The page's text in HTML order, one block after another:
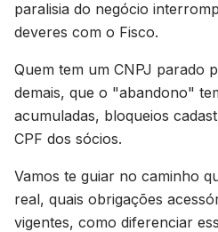
paralisia do negócio
deveres com o Fisco.
Quem tem um CNPJ parado
demais, que o "abandono"
acumuladas, bloqueios
CPF dos sócios.
Vamos te guiar no caminho
real, quais obrigações
vigentes, como diferenciar